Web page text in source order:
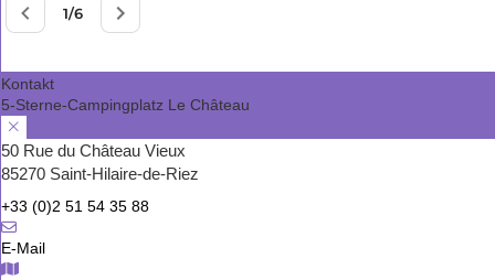
Kontakt
5-Sterne-Campingplatz Le Château
50 Rue du Château Vieux
85270 Saint-Hilaire-de-Riez
+33 (0)2 51 54 35 88
E-Mail